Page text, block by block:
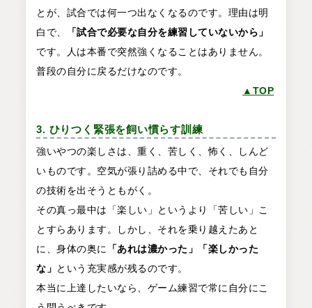
とが、試合では何一つ出なくなるのです。理由は明
白で、
「試合で必要な自分を練習していないから」
です。人は本番で突然強くなることはありません。
普段の自分に戻るだけなのです。
▲TOP
3. ひりつく緊張を飼い慣らす訓練
強いやつの楽しさは、重く、苦しく、怖く、しんど
いものです。空気が張り詰める中で、それでも自分
の技術を出そうともがく。
その真っ最中は「楽しい」というより「苦しい」こ
とすらあります。しかし、それを乗り越えたあと
に、身体の奥に
「あれは濃かった」「楽しかった
な」 という充実感が残るのです。
本当に上達したいなら、ゲーム練習で常に自分にこ